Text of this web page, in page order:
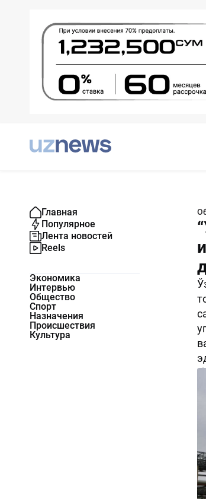
Главная
Популярное
Лента новостей
Reels
Экономика
Интервью
Общество
Спорт
Назначения
Происшествия
Культура